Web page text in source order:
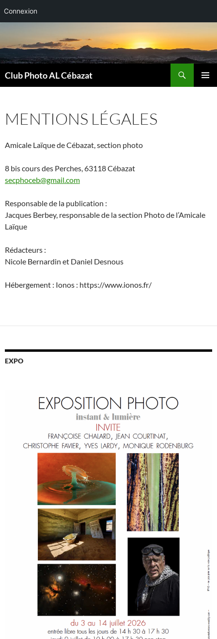
Connexion
contenu
Club Photo AL Cébazat
MENTIONS LÉGALES
Amicale Laïque de Cébazat, section photo
8 bis cours des Perches, 63118 Cébazat
secphoceb@gmail.com
Responsable de la publication :
Jacques Berbey, responsable de la section Photo de l’Amicale
Laïque
Rédacteurs :
Nicole Bernardin et Daniel Desnous
Hébergement : Ionos : https://www.ionos.fr/
EXPO